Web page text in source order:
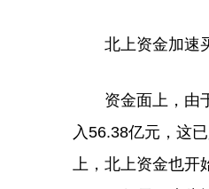
北上资金加速
资金面上，由于
入56.38亿元，这
上，北上资金也开